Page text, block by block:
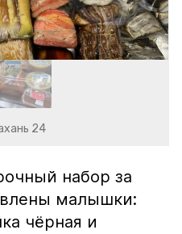
24
набор за
малышки:
чёрная и